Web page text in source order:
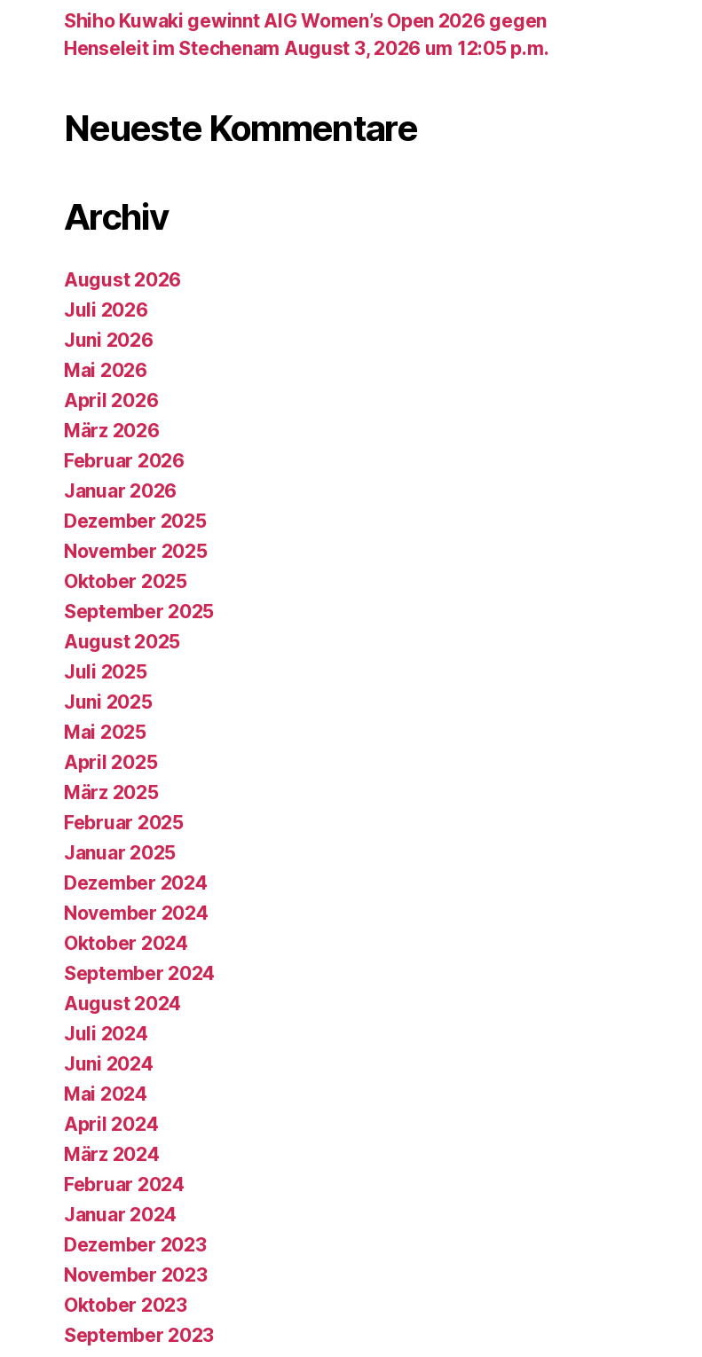
Shiho Kuwaki gewinnt AIG Women’s Open 2026 gegen
Henseleit im Stechenam August 3, 2026 um 12:05 p.m.
Neueste Kommentare
Archiv
August 2026
Juli 2026
Juni 2026
Mai 2026
April 2026
März 2026
Februar 2026
Januar 2026
Dezember 2025
November 2025
Oktober 2025
September 2025
August 2025
Juli 2025
Juni 2025
Mai 2025
April 2025
März 2025
Februar 2025
Januar 2025
Dezember 2024
November 2024
Oktober 2024
September 2024
August 2024
Juli 2024
Juni 2024
Mai 2024
April 2024
März 2024
Februar 2024
Januar 2024
Dezember 2023
November 2023
Oktober 2023
September 2023